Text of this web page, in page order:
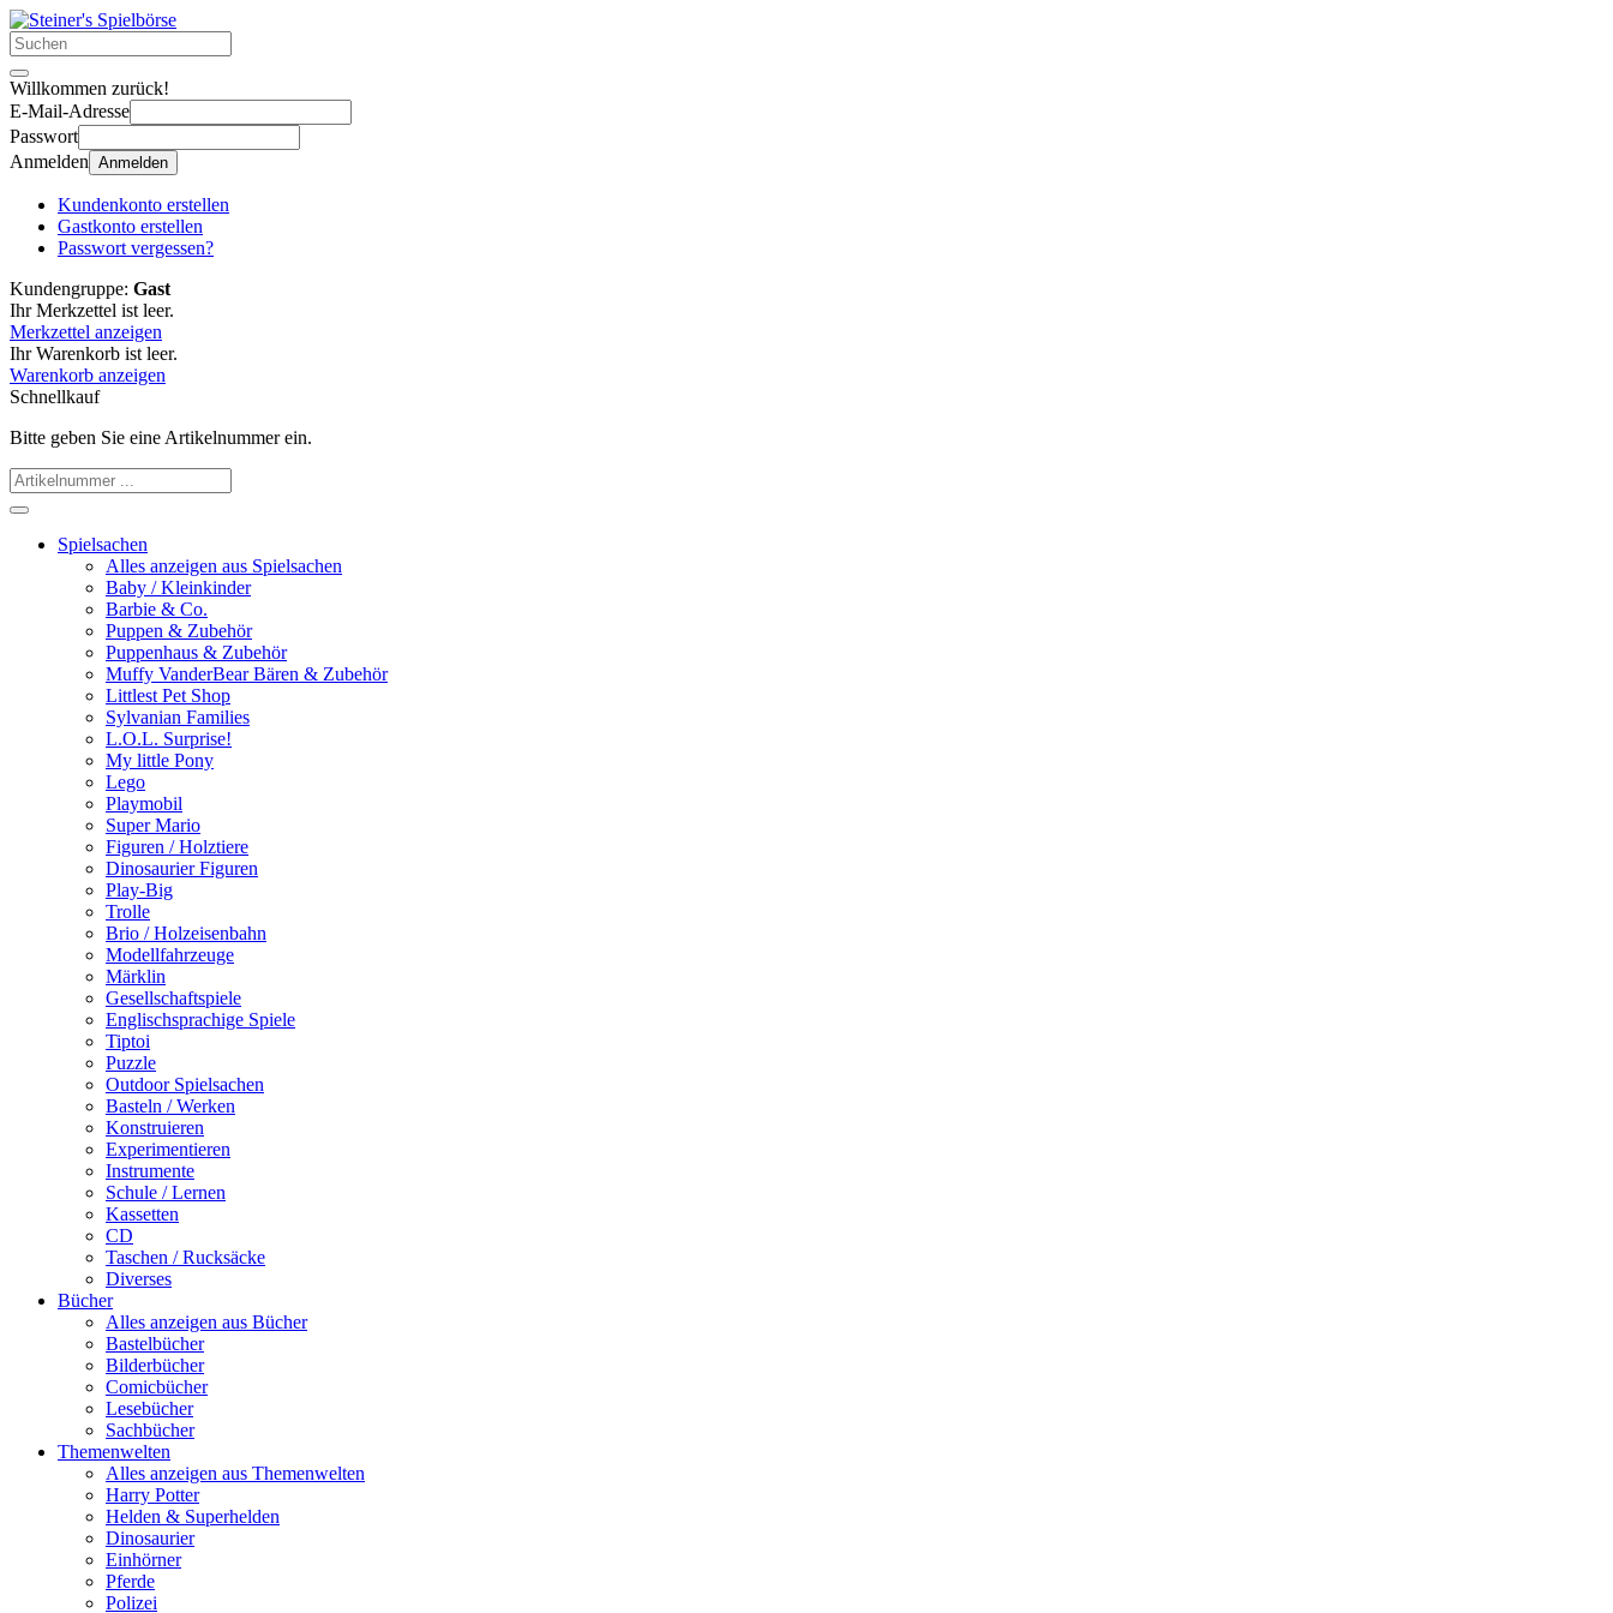
Willkommen zurück!
E-Mail-Adresse
Passwort
Anmelden Anmelden
Kundenkonto erstellen
Gastkonto erstellen
Passwort vergessen?
Kundengruppe: Gast
Ihr Merkzettel ist leer.
Merkzettel anzeigen
Ihr Warenkorb ist leer.
Warenkorb anzeigen
Schnellkauf
Bitte geben Sie eine Artikelnummer ein.
Spielsachen
Alles anzeigen aus Spielsachen
Baby / Kleinkinder
Barbie & Co.
Puppen & Zubehör
Puppenhaus & Zubehör
Muffy VanderBear Bären & Zubehör
Littlest Pet Shop
Sylvanian Families
L.O.L. Surprise!
My little Pony
Lego
Playmobil
Super Mario
Figuren / Holztiere
Dinosaurier Figuren
Play-Big
Trolle
Brio / Holzeisenbahn
Modellfahrzeuge
Märklin
Gesellschaftspiele
Englischsprachige Spiele
Tiptoi
Puzzle
Outdoor Spielsachen
Basteln / Werken
Konstruieren
Experimentieren
Instrumente
Schule / Lernen
Kassetten
CD
Taschen / Rucksäcke
Diverses
Bücher
Alles anzeigen aus Bücher
Bastelbücher
Bilderbücher
Comicbücher
Lesebücher
Sachbücher
Themenwelten
Alles anzeigen aus Themenwelten
Harry Potter
Helden & Superhelden
Dinosaurier
Einhörner
Pferde
Polizei